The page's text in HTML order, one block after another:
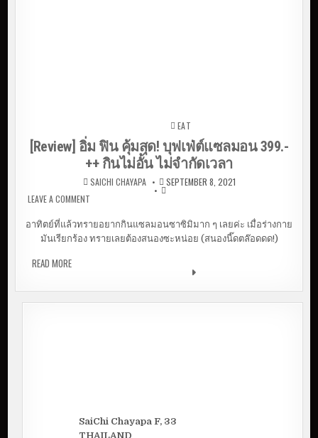
EAT
[Review] อิ่ม ฟิน คุ้มสุด! บุฟเฟ่ต์แซลมอน 399.-
++ กินไม่อั้น ไม่จำกัดเวลา
SAICHI CHAYAPA
SEPTEMBER 8, 2021
LEAVE A COMMENTON [REVIEW] อิ่ม ฟิน คุ้มสุด! บุฟเฟ่ต์แซลมอน 399.- ++ กิน
อาทิตย์ที่แล้วทรายอยากกินแซลมอนซาซิมิมาก ๆ เลยค่ะ เมื่อร่างกาย
มันเรียกร้อง ทรายเลยต้องสนองซะหน่อย (สนองนี๊ดตล๊อดดด!)
READ MORE[REVIEW] อิ่ม ฟิน คุ้มสุด! บุฟเฟ่ต์แซลมอน 399.- ++ กินไม่
SaiChi Chayapa F, 33
THAILAND